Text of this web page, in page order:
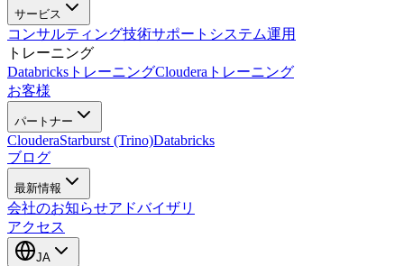
サービス
コンサルティング技術サポート システム運用
トレーニング
DatabricksトレーニングClouderaトレーニング
お客様
パートナー
ClouderaStarburst (Trino)Databricks
ブログ
最新情報
会社のお知らせアドバイザリ
アクセス
JA